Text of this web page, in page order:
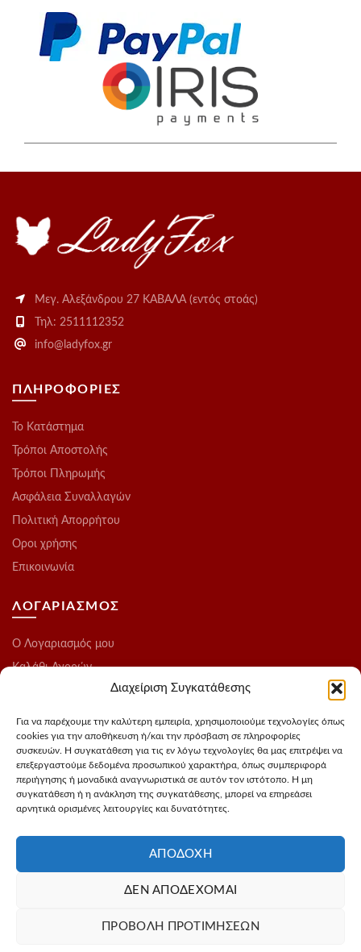
Διαχείριση Συγκατάθεσης
Για να παρέχουμε την καλύτερη εμπειρία, χρησιμοποιούμε τεχνολογίες όπως
cookies για την αποθήκευση ή/και την πρόσβαση σε πληροφορίες
συσκευών. Η συγκατάθεση για τις εν λόγω τεχνολογίες θα μας επιτρέψει να
επεξεργαστούμε δεδομένα προσωπικού χαρακτήρα, όπως συμπεριφορά
περιήγησης ή μοναδικά αναγνωριστικά σε αυτόν τον ιστότοπο. Η μη
συγκατάθεση ή η ανάκληση της συγκατάθεσης, μπορεί να επηρεάσει
αρνητικά ορισμένες λειτουργίες και δυνατότητες.
ΑΠΟΔΟΧΉ
ΔΕΝ ΑΠΟΔΈΧΟΜΑΙ
ΠΡΟΒΟΛΉ ΠΡΟΤΙΜΉΣΕΩΝ
Μεγ. Αλεξάνδρου 27 ΚΑΒΑΛΑ (εντός στοάς)
Τηλ: 2511112352
info@ladyfox.gr
ΠΛΗΡΟΦΟΡΙΕΣ
Το Kατάστημα
Τρόποι Αποστολής
Τρόποι Πληρωμής
Ασφάλεια Συναλλαγών
Πολιτική Απορρήτου
Οροι χρήσης
Επικοινωνία
ΛΟΓΑΡΙΑΣΜΟΣ
O Λογαριασμός μου
Καλάθι Αγορών
Ολοκλήρωση Παραγγελίας
Blog
ΑΚΟΛΟΥΘΗΣΤΕ ΜΑΣ
Instagram
FaceBook
MyIP